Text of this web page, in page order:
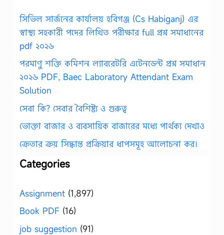
সিভিল সার্জনের কার্যালয় হবিগঞ্জ (Cs Habiganj) এর
স্বাস্থ্য সহকারী পদের লিখিত পরীক্ষার full প্রশ্ন সমাধানের
pdf ২০২৬
পরমাণু শক্তি কমিশন ল্যাবরেটরি এটেনডেন্ট প্রশ্ন সমাধান
২০২৬ PDF, Baec Laboratory Attendant Exam
Solution
সেবা কি? সেবার বৈশিষ্ট্য ও গুরুত্ব
ভোক্তা বাজার ও ব্যবসায়িক বাজারের মধ্যে পার্থক্য দেখাও
ক্রেতার ক্রয় সিদ্ধান্ত প্রক্রিয়ার ধাপসমূহ আলোচনা কর।
Categories
Assignment (1,897)
Book PDF (16)
job suggestion (91)